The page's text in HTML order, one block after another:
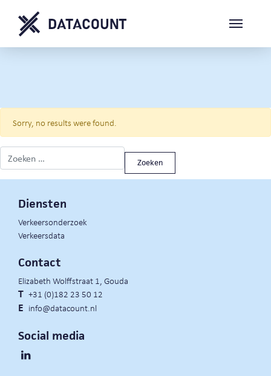
Sorry, no results were found.
Zoeken naar:
Diensten
Verkeersonderzoek
Verkeersdata
Contact
Elizabeth Wolffstraat 1, Gouda
T +31 (0)182 23 50 12
E info@datacount.nl
Social media